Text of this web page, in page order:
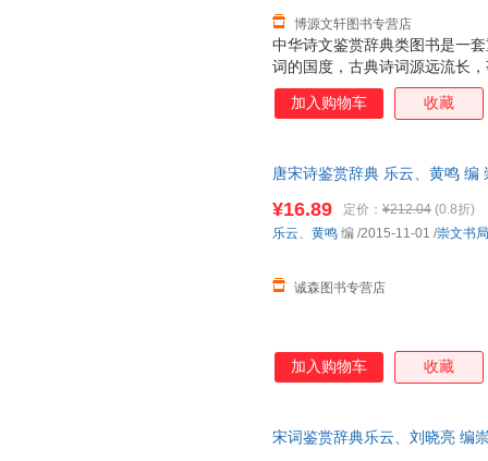
中华诗文鉴赏辞典类图书是一
词的国度，古典诗词源远流长
《诗经》算起的三千多年诗史
艳，散发出永恒的艺术魅力。
头稍小，选目更精，辞赏文字
中学生及层次稍低的一般读者。
博源文轩图书专营店
加入购物车 收藏
唐宋诗鉴赏辞典 乐云、黄鸣 编
¥16.89 定价： ¥212.04 (0.8折)
诚森图书专营店
乐云、 黄鸣 编 /2015-11-01 /崇文书
加入购物车 收藏
宋词鉴赏辞典乐云、刘晓亮 编